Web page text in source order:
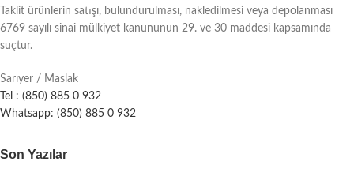
Taklit ürünlerin satışı, bulundurulması, nakledilmesi veya depolanması
6769 sayılı sinai mülkiyet kanununun 29. ve 30 maddesi kapsamında
suçtur.
Sarıyer / Maslak
Tel : (850) 885 0 932
Whatsapp: (850) 885 0 932
Son Yazılar